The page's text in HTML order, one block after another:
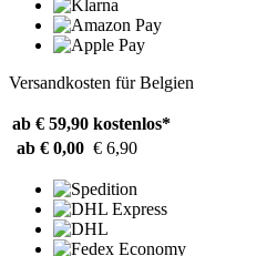
Versandkosten für Belgien
ab € 59,90 kostenlos*
ab € 0,00 € 6,90